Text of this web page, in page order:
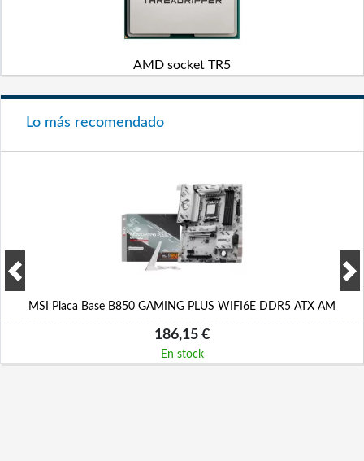
AMD socket TR5
Lo más recomendado
MSI Placa Base B850 GAMING PLUS WIFI6E DDR5 ATX AM
186,15 €
En stock